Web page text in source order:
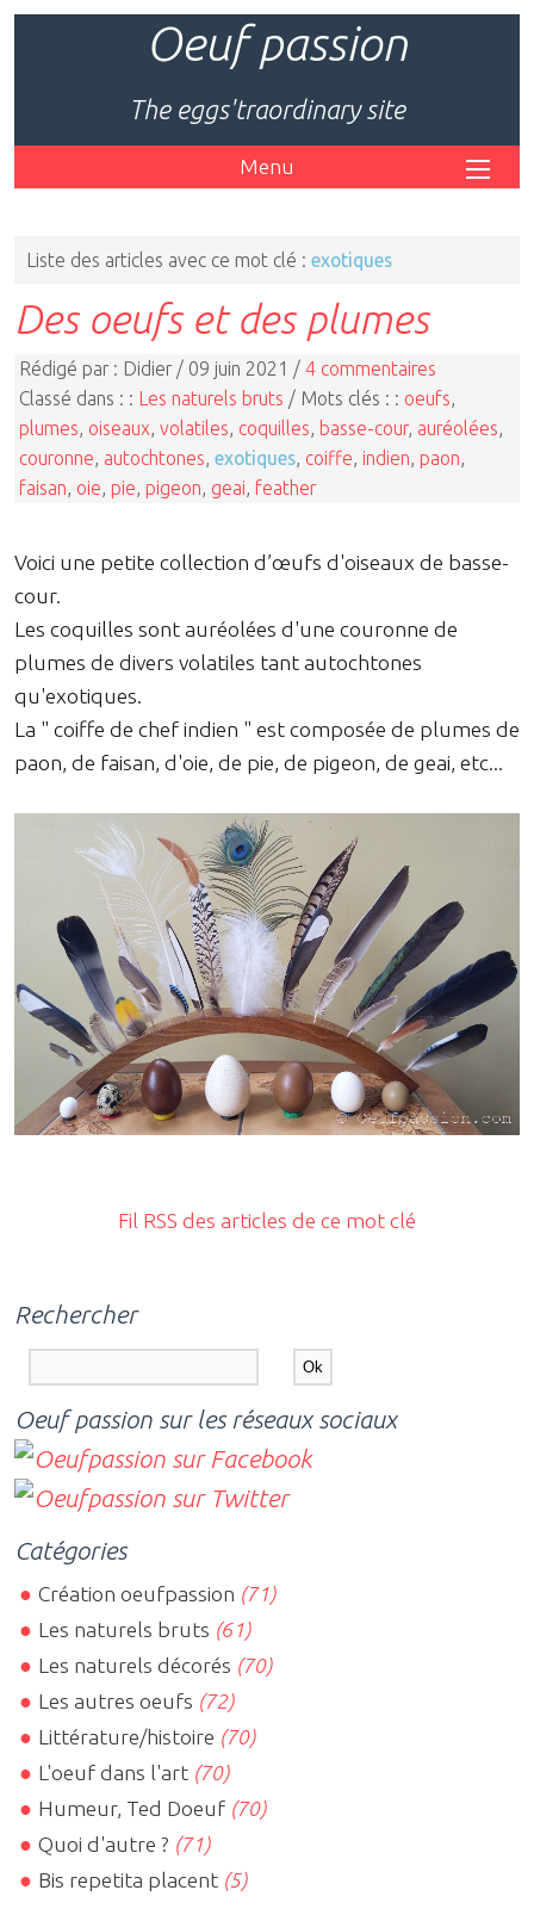
Oeuf passion
The eggs'traordinary site
Menu
Liste des articles avec ce mot clé : exotiques
Des oeufs et des plumes
Rédigé par : Didier / 09 juin 2021 / 4 commentaires
Classé dans : : Les naturels bruts / Mots clés : : oeufs
plumes oiseaux volatiles coquilles basse-cour, auréolées
couronne autochtones exotiques coiffe indien paon
faisan oie pie pigeon geai feather
Voici une petite collection d’œufs d'oiseaux de basse-
cour.
Les coquilles sont auréolées d'une couronne de
plumes de divers volatiles tant autochtones
qu'exotiques.
La " coiffe de chef indien " est composée de plumes de
paon, de faisan, d'oie, de pie, de pigeon, de geai, etc...
Fil RSS des articles de ce mot clé
Rechercher
Oeuf passion sur les réseaux sociaux
Catégories
Création oeufpassion (71)
Les naturels bruts (61)
Les naturels décorés (70)
Les autres oeufs (72)
Littérature/histoire (70)
L'oeuf dans l'art (70)
Humeur, Ted Doeuf (70)
Quoi d'autre ? (71)
Bis repetita placent (5)